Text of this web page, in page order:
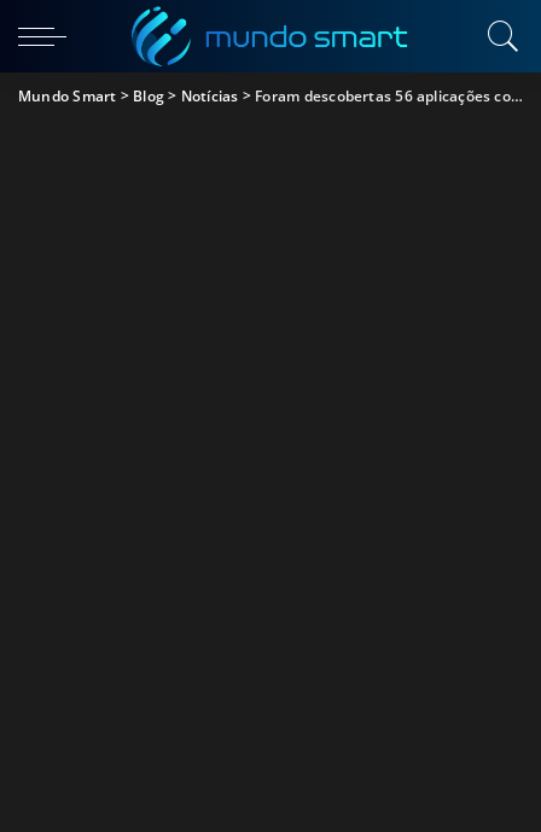
Mundo Smart > Blog> Notícias > Foram descobertas 56 aplicações com malware na Google Play Store